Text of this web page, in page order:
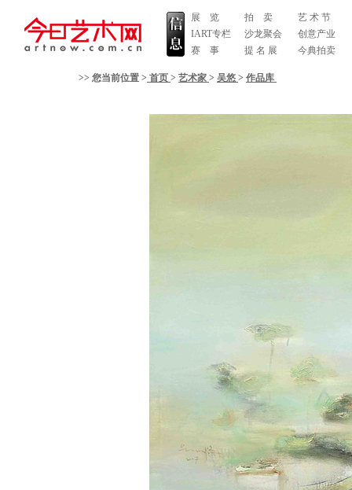
展 览
IART专栏
赛 事
拍 卖
沙龙聚会
提 名 展
艺 术 节
创意产业
今典拍卖
>> 您当前位置 > 首页 > 艺术家 > 吴悠 > 作品库